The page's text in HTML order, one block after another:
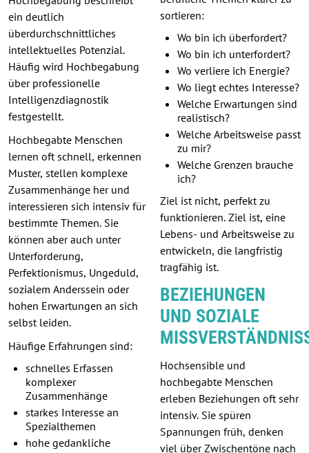
ein deutlich
überdurchschnittliches
intellektuelles Potenzial.
Häufig wird Hochbegabung
über professionelle
Intelligenzdiagnostik
festgestellt.
Hochbegabte Menschen
lernen oft schnell, erkennen
Muster, stellen komplexe
Zusammenhänge her und
interessieren sich intensiv für
bestimmte Themen. Sie
können aber auch unter
Unterforderung,
Perfektionismus, Ungeduld,
sozialem Anderssein oder
hohen Erwartungen an sich
selbst leiden.
Häufige Erfahrungen sind:
schnelles Erfassen
komplexer
Zusammenhänge
starkes Interesse an
Spezialthemen
hohe gedankliche
sortieren:
Wo bin ich überfordert?
Wo bin ich unterfordert?
Wo verliere ich Energie?
Wo liegt echtes Interesse?
Welche Erwartungen sind
realistisch?
Welche Arbeitsweise passt
zu mir?
Welche Grenzen brauche
ich?
Ziel ist nicht, perfekt zu
funktionieren. Ziel ist, eine
Lebens- und Arbeitsweise zu
entwickeln, die langfristig
tragfähig ist.
BEZIEHUNGEN
UND SOZIALE
Hochsensible und
hochbegabte Menschen
erleben Beziehungen oft sehr
intensiv. Sie spüren
Spannungen früh, denken
viel über Zwischentöne nach